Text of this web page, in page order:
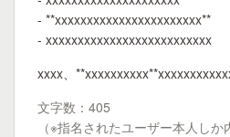
- **xxxxxxxxxxxxxxxxxxxxxxx**
- xxxxxxxxxxxxxxxxxxxxxxxxxx
xxxx、
文字数：405
（※指名されたユーザー本人しか